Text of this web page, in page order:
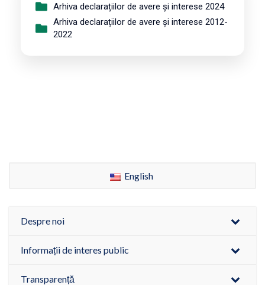
Arhiva declarațiilor de avere și interese 2024
Arhiva declarațiilor de avere și interese 2012-
2022
English
Despre noi
Informații de interes public
Transparență